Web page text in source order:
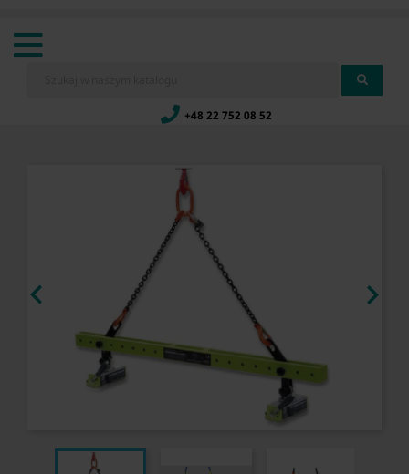
+48 22 752 08 52
 